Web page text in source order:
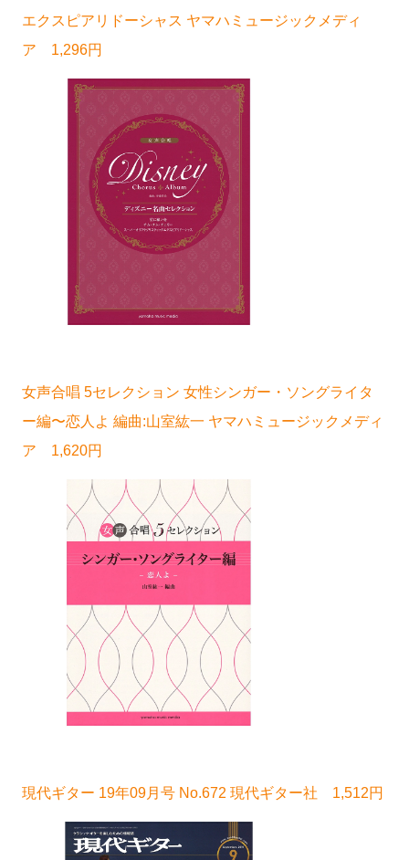
エクスピアリドーシャス ヤマハミュージックメディ
ア 1,296円
女声合唱 5セレクション 女性シンガー・ソングライタ
ー編〜恋人よ 編曲:山室紘一 ヤマハミュージックメディ
ア 1,620円
現代ギター 19年09月号 No.672 現代ギター社 1,512円